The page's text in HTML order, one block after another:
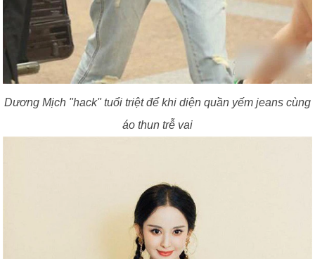
Dương Mịch "hack" tuổi triệt để khi diện quần yếm jeans cùng
áo thun trễ vai